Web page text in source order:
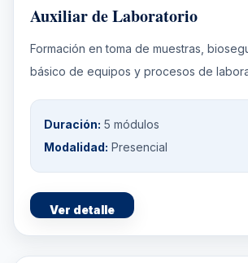
Auxiliar de Laboratorio
Formación en toma de muestras,
básico de equipos y procesos de
Duración: 5 módulos
Modalidad: Presencial
Ver detalle